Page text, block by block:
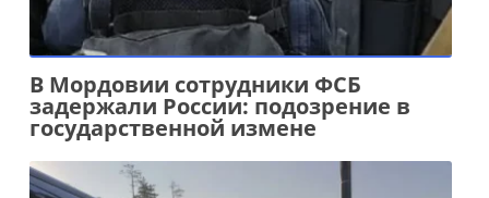
В Мордовии сотрудники ФСБ
задержали России: подозрение в
государственной измене